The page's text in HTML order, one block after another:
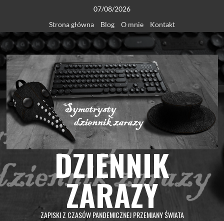
content
07/08/2026
Strona główna
Blog O mnie Kontakt
DZIENNIK
ZARAZY
ZAPISKI Z CZASÓW PANDEMICZNEJ PRZEMIANY ŚWIATA